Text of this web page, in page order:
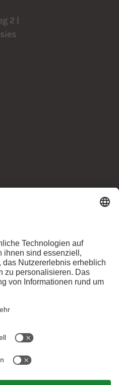
2 |
Anmeldung